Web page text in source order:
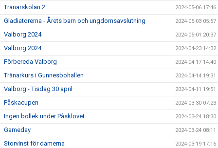
Tränarskolan 2 2024-05-06 17:46
Gladiatorerna - Årets barn och ungdomsavslutning 2024-05-03 05:57
Valborg 2024 2024-05-01 20:37
Valborg 2024 2024-04-23 14:32
Förbereda Valborg 2024-04-17 14:40
Tränarkurs i Gunnesbohallen 2024-04-14 19:31
Valborg - Tisdag 30 april 2024-04-11 19:51
Påskacupen 2024-03-30 07:23
Ingen bollek under Påsklovet 2024-03-24 18:30
Gameday 2024-03-24 08:11
Storvinst för damerna 2024-03-19 17:16